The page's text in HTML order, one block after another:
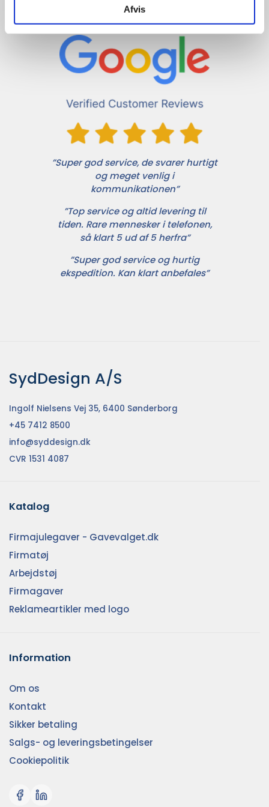
Afvis
kunderne!
”Super god service, de svarer hurtigt
og meget venlig i
kommunikationen”
”Top service og altid levering til
tiden. Rare mennesker i telefonen,
så klart 5 ud af 5 herfra”
”Super god service og hurtig
ekspedition. Kan klart anbefales”
SydDesign A/S
Ingolf Nielsens Vej 35, 6400 Sønderborg
+45 7412 8500
info@syddesign.dk
CVR 1531 4087
Katalog
Firmajulegaver - Gavevalget.dk
Firmatøj
Arbejdstøj
Firmagaver
Reklameartikler med logo
Information
Om os
Kontakt
Sikker betaling
Salgs- og leveringsbetingelser
Cookiepolitik